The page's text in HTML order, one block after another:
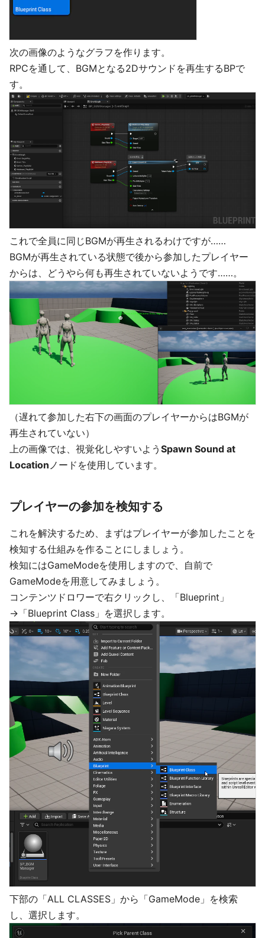
次の画像のようなグラフを作ります。
RPCを通して、BGMとなる2Dサウンドを再生するBPで
す。
これで全員に同じBGMが再生されるわけですが……
BGMが再生されている状態で後から参加したプレイヤー
からは、どうやら何も再生されていないようです……。
（遅れて参加した右下の画面のプレイヤーからはBGMが
再生されていない）
上の画像では、視覚化しやすいよう Spawn Sound at
Location ノードを使用しています。
プレイヤーの参加を検知する
これを解決するため、まずはプレイヤーが参加したことを
検知する仕組みを作ることにしましょう。
検知にはGameModeを使用しますので、自前で
GameModeを用意してみましょう。
コンテンツドロワーで右クリックし、「Blueprint」
→「Blueprint Class」を選択します。
下部の「ALL CLASSES」から「GameMode」を検索
し、選択します。